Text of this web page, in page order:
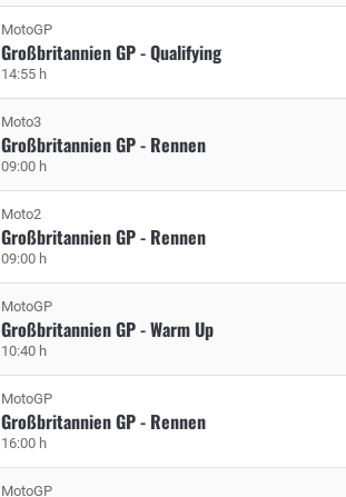
MotoGP
Großbritannien GP - Qualifying
14:55 h
Moto3
Großbritannien GP - Rennen
09:00 h
Moto2
Großbritannien GP - Rennen
09:00 h
MotoGP
Großbritannien GP - Warm Up
10:40 h
MotoGP
Großbritannien GP - Rennen
16:00 h
MotoGP